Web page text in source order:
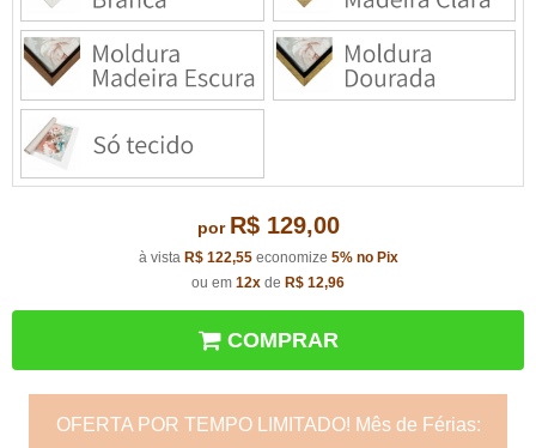
por R$ 129,00
à vista R$ 122,55economize 5% no Pix
ou em 12x de R$ 12,96
COMPRAR
OFERTA POR TEMPO LIMITADO! Mês de Férias: